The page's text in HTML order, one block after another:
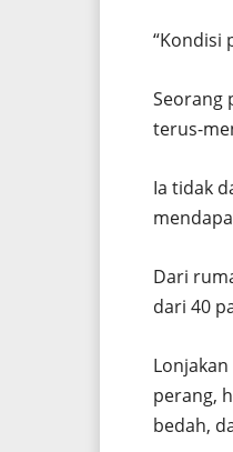
“Kondisi
Seorang
terus-
Ia tidak
Dari
dari 40
perang,
bedah,